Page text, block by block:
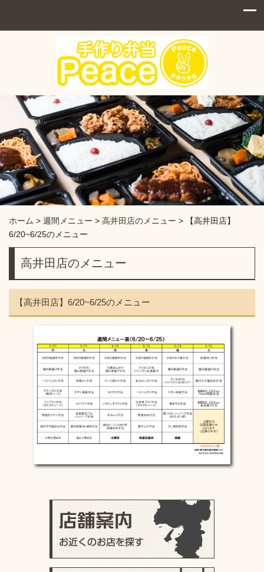
ホーム > 週間メニュー > 高井田店のメニュー >
【高井田店】
6/20~6/25のメニュー
高井田店のメニュー
【高井田店】6/20~6/25のメニュー